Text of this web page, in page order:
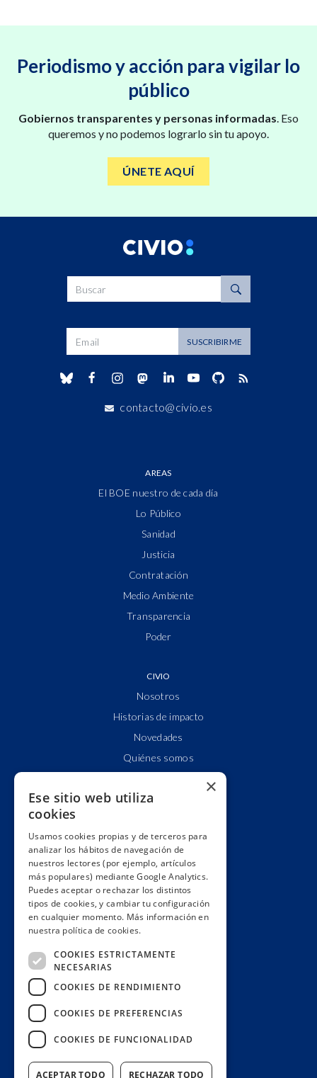
Periodismo y acción para vigilar lo
público
Gobiernos transparentes y personas informadas. Eso
queremos y no podemos lograrlo sin tu apoyo.
ÚNETE AQUÍ
SUSCRIBIRME
contacto@civio.es
AREAS
El BOE nuestro de cada día
Lo Público
Sanidad
Justicia
Contratación
Medio Ambiente
Transparencia
Poder
CIVIO
Nosotros
Historias de impacto
Novedades
Quiénes somos
Alianzas y redes
Impacto
Premios
Formación
Código ético
Re-publica
Muro de donantes
Únete aquí
×
Ese sitio web utiliza
cookies
Usamos cookies propias y de terceros para
analizar los hábitos de navegación de
nuestros lectores (por ejemplo, artículos
más populares) mediante Google Analytics.
Puedes aceptar o rechazar los distintos
tipos de cookies, y cambiar tu configuración
en cualquier momento. Más información en
nuestra política de cookies.
COOKIES ESTRICTAMENTE
NECESARIAS
COOKIES DE RENDIMIENTO
COOKIES DE PREFERENCIAS
COOKIES DE FUNCIONALIDAD
ACEPTAR TODO RECHAZAR TODO